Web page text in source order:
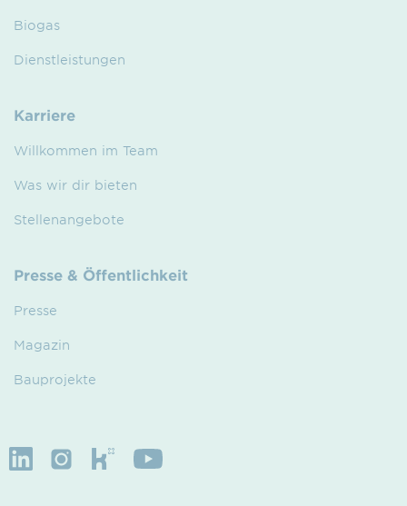
Biogas
Dienstleistungen
Karriere
Willkommen im Team
Was wir dir bieten
Stellenangebote
Presse & Öffentlichkeit
Presse
Magazin
Bauprojekte